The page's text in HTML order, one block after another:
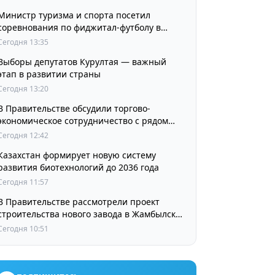
туризма и спорта посетил
по фиджитал-футболу в
«Игр Будущего 2026»
13:35
депутатов Курултая — важный
в развитии страны
13:20
Правительстве обсудили торгово-
сотрудничество с рядом
12:42
формирует новую систему
биотехнологий до 2036 года
11:57
Правительстве рассмотрели проект
нового завода в Жамбылской
10:51